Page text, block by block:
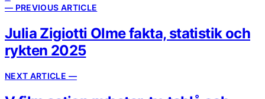
— PREVIOUS ARTICLE
Julia Zigiotti Olme fakta, statistik och
rykten 2025
NEXT ARTICLE —